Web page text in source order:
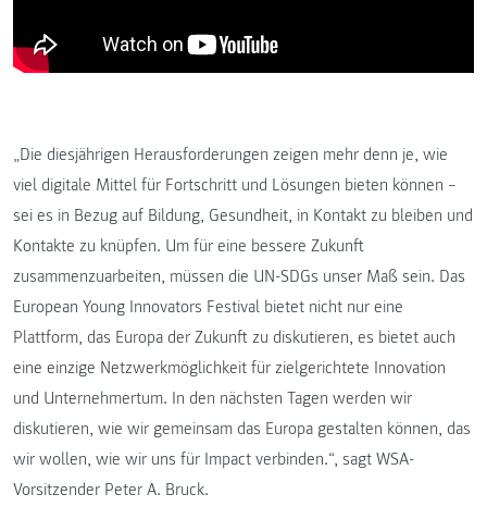
„Die diesjährigen Herausforderungen zeigen mehr denn je, wie
viel digitale Mittel für Fortschritt und Lösungen bieten können –
sei es in Bezug auf Bildung, Gesundheit, in Kontakt zu bleiben und
Kontakte zu knüpfen. Um für eine bessere Zukunft
zusammenzuarbeiten, müssen die UN-SDGs unser Maß sein. Das
European Young Innovators Festival bietet nicht nur eine
Plattform, das Europa der Zukunft zu diskutieren, es bietet auch
eine einzige Netzwerkmöglichkeit für zielgerichtete Innovation
und Unternehmertum. In den nächsten Tagen werden wir
diskutieren, wie wir gemeinsam das Europa gestalten können, das
wir wollen, wie wir uns für Impact verbinden.“, sagt WSA-
Vorsitzender Peter A. Bruck.